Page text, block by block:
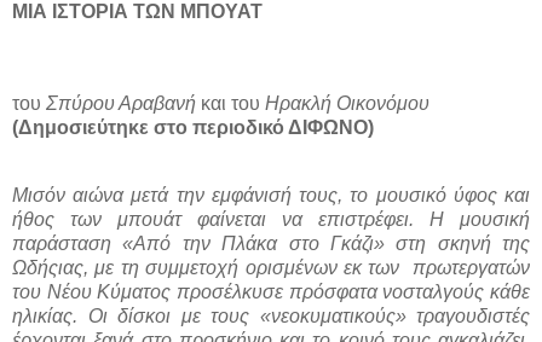
ΜΙΑ ΙΣΤΟΡΙΑ ΤΩΝ ΜΠΟΥΑΤ
του Σπύρου Αραβανή και του Ηρακλή Οικονόμου
(Δημοσιεύτηκε στο περιοδικό ΔΙΦΩΝΟ)
Μισόν αιώνα μετά την εμφάνισή τους, το μουσικό ύφος και
ήθος των μπουάτ φαίνεται να επιστρέφει. Η μουσική
παράσταση «Από την Πλάκα στο Γκάζι» στη σκηνή της
Ωδήςιας, με τη συμμετοχή ορισμένων εκ των
πρωτεργατών
του Νέου Κύματος προσέλκυσε πρόσφατα νοσταλγούς κάθε
ηλικίας. Οι δίσκοι με τους «νεοκυματικούς» τραγουδιστές